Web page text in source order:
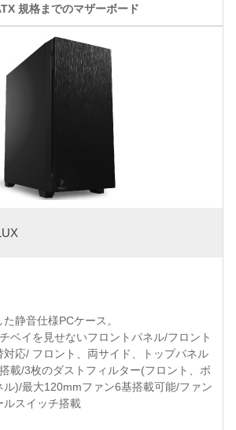
規格までのマザーボード
静音仕様PCケース。
ベイを見せないフロントパネル/フロント
応/ フロント、両サイド、トップパネル
載/3枚のダストフィルター(フロント、ボ
ル)/最大120mmファン6基搭載可能/ファン
ルスイッチ搭載